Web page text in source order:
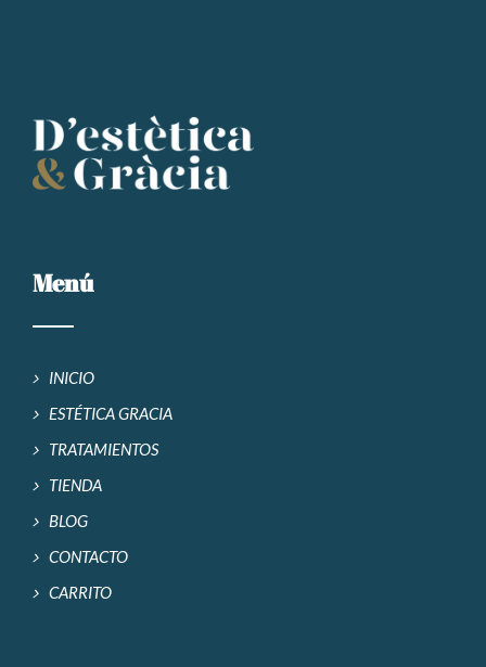
Menú
INICIO
ESTÉTICA GRACIA
TRATAMIENTOS
TIENDA
BLOG
CONTACTO
CARRITO